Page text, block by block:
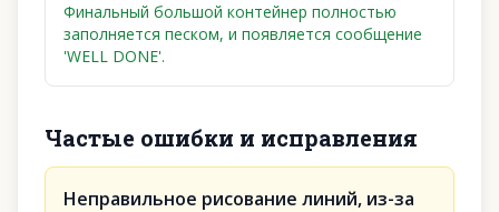
Финальный большой контейнер полностью
заполняется песком, и появляется сообщение
'WELL DONE'.
Частые ошибки и исправления
Неправильное рисование линий, из-за